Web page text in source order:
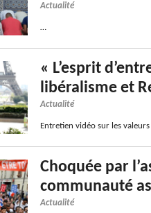
Actualité
…
« L’esprit
libéralisme et
Actualité
Entretien vidéo sur les
Choquée par
communauté
Actualité